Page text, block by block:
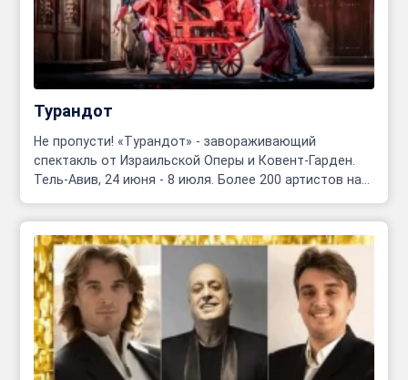
Турандот
Не пропусти! «Турандот» - завораживающий
спектакль от Израильской Оперы и Ковент-Гарден.
Тель-Авив, 24 июня - 8 июля. Более 200 артистов на